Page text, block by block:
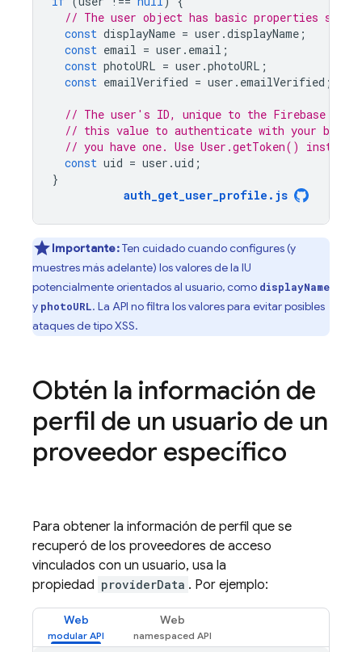
// The user object has basic properties such
const displayName = user .displayName ;
const email = user . email ;
const photoURL = user .photoURL ;
const emailVerified = user . emailVerified ;
// The user's ID, unique to the Firebase
// this value to authenticate with your
// you have one. Use User.getToken() instead.
const uid = user .uid ;
}
auth_get_user_profile . js
Importante:Ten cuidado cuando configures (y
muestres más adelante) los valores de la IU
potencialmente orientados al usuario, como displayName
y photoURL. La API no filtra los valores para evitar posibles
ataques de tipo XSS.
Obtén la información de
perfil de un usuario de un
proveedor específico
Para obtener la información de perfil que se
recuperó de los proveedores de acceso
vinculados con un usuario, usa la
propiedad providerData . Por ejemplo:
Web Web